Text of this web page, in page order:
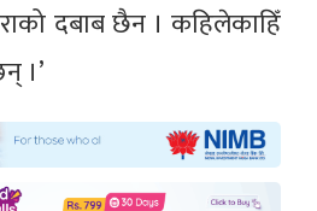
दबाब छैन । कहिलेकाहिँ
।’